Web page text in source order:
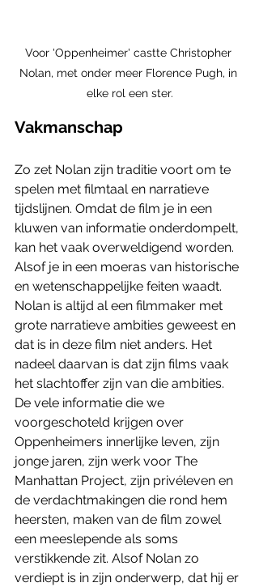
Voor 'Oppenheimer' castte Christopher
Nolan, met onder meer Florence Pugh, in
elke rol een ster.
Vakmanschap
Zo zet Nolan zijn traditie voort om te
spelen met filmtaal en narratieve
tijdslijnen. Omdat de film je in een
kluwen van informatie onderdompelt,
kan het vaak overweldigend worden.
Alsof je in een moeras van historische
en wetenschappelijke feiten waadt.
Nolan is altijd al een filmmaker met
grote narratieve ambities geweest en
dat is in deze film niet anders. Het
nadeel daarvan is dat zijn films vaak
het slachtoffer zijn van die ambities.
De vele informatie die we
voorgeschoteld krijgen over
Oppenheimers innerlijke leven, zijn
jonge jaren, zijn werk voor The
Manhattan Project, zijn privéleven en
de verdachtmakingen die rond hem
heersten, maken van de film zowel
een meeslepende als soms
verstikkende zit. Alsof Nolan zo
verdiept is in zijn onderwerp, dat hij er